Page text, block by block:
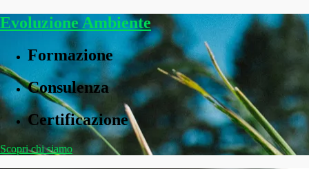
Evoluzione Ambiente
Formazione
Consulenza
Certificazione
Scopri chi siamo